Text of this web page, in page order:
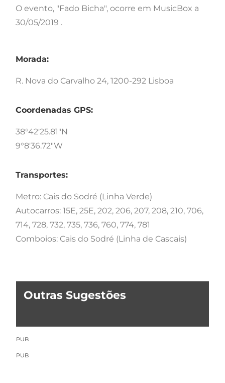
O evento, "Fado Bicha", ocorre em MusicBox a
30/05/2019 .
Morada:
R. Nova do Carvalho 24, 1200-292 Lisboa
Coordenadas GPS:
38°42'25.81"N
9°8'36.72"W
Transportes:
Metro: Cais do Sodré (Linha Verde)
Autocarros: 15E, 25E, 202, 206, 207, 208, 210, 706,
714, 728, 732, 735, 736, 760, 774, 781
Comboios: Cais do Sodré (Linha de Cascais)
Outras Sugestões
PUB
PUB